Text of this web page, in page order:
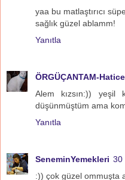
yaa bu matlaştırıcı
sağlık güzel ablamm!
Yanıtla
ÖRGÜÇANTAM-Hatice
Alem kızsın:)) yeşil
düşünmüştüm ama
Yanıtla
SeneminYemekleri 30
:)) çok güzel ommuşta